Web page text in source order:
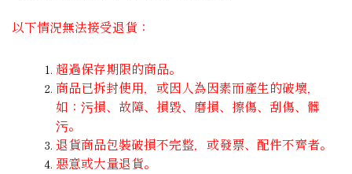
以下情況無法接受退貨：
超過保存期限的商品。
商品已拆封使用，或因人為因素而產生的破壞，
如：污損、故障、損毀、磨損、擦傷、刮傷、髒
污。
退貨商品包裝破損不完整，或發票、配件不齊者。
惡意或大量退貨。